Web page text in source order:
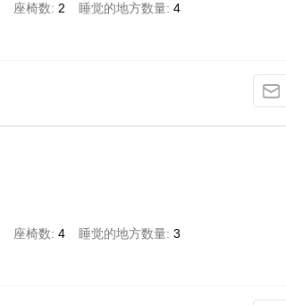
座椅数 2 睡觉的地方数量 4
座椅数 4 睡觉的地方数量 3